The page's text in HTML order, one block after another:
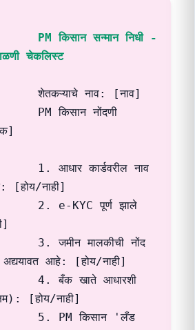
PM किसान सन्मान निधी -
चेकलिस्ट
नाव: [नाव]
नाही]
आहे: [होय/नाही]
[होय/नाही]